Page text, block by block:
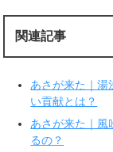
e
r
で
有
新
し
い
ウ
ン
ド
ウ
す
ク
ッ
ク
し
て
く
だ
関連記事
あさが来た｜湯
い貢献とは？
あさが来た｜風
るの？